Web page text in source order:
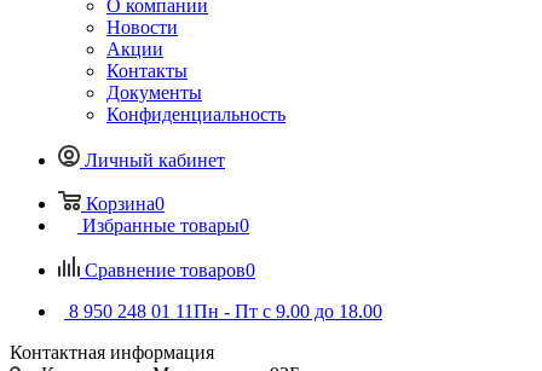
О компании
Новости
Акции
Контакты
Документы
Конфиденциальность
Личный кабинет
Корзина0
Избранные товары0
Сравнение товаров0
8 950 248 01 11Пн - Пт с 9.00 до 18.00
Контактная информация